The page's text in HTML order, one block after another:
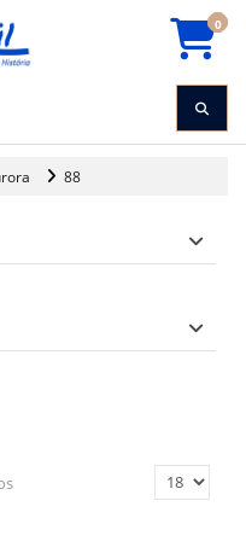
0
88